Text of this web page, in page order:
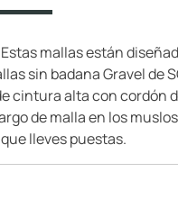
mallas están
sin badana Gravel
cintura alta con
de malla en los
lleves puestas.